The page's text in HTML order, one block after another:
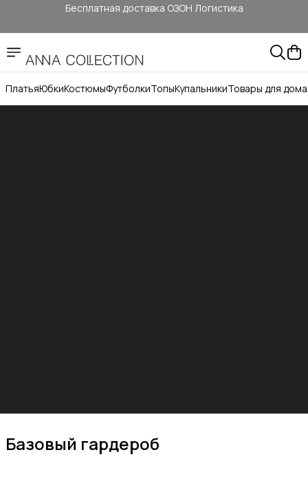
Здесь цены ниже, чем на: ОЗОН, ВБ, Яндекс маркет
Прямые продажи от ANNA Collection
ПлатьяЮбкиКостюмыФутболкиТопыКупальникиТовары для дома
Базовый гардероб